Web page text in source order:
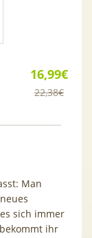
16,99€
22,38€
Man
sich immer
ihr